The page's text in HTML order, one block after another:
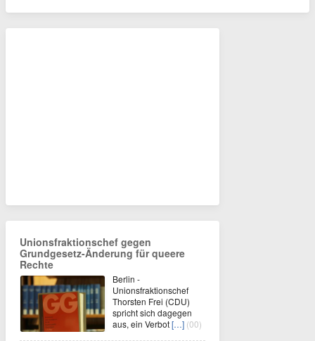
Unionsfraktionschef gegen
Grundgesetz-Änderung für queere
Rechte
Berlin -
Unionsfraktionschef
Thorsten Frei (CDU)
spricht sich dagegen
aus, ein Verbot[…] (00)